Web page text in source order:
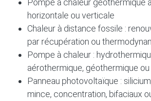
Pompe à chaleur géothermique
horizontale ou verticale
Chaleur à distance fossile :
par récupération ou
Pompe à chaleur :
aérothermique, géothermique ou
Panneau photovoltaïque :
mince, concentration, bifaciaux